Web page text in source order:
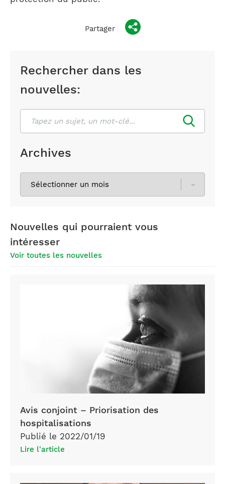
Rechercher dans les
nouvelles:
Archives
Partager
Nouvelles qui pourraient vous
intéresser
Voir toutes les nouvelles
Avis conjoint – Priorisation des
hospitalisations
Publié le 2022/01/19
Lire l'article